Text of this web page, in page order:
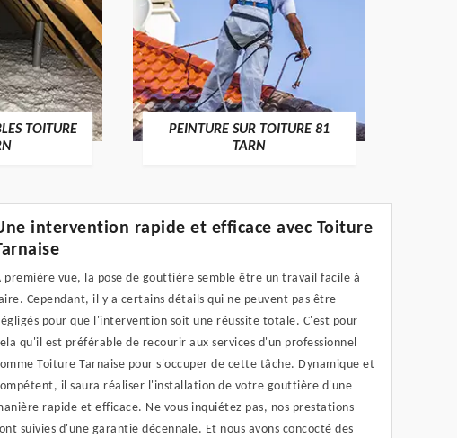
TOITURE
PEINTURE SUR TOITURE 81
TARN
intervention rapide et efficace avec Toiture
première vue, la pose de gouttière semble être un travail facile à
Cependant, il y a certains détails qui ne peuvent pas être
pour que l'intervention soit une réussite totale. C'est pour
qu'il est préférable de recourir aux services d'un professionnel
Toiture Tarnaise pour s'occuper de cette tâche. Dynamique et
il saura réaliser l'installation de votre gouttière d'une
rapide et efficace. Ne vous inquiétez pas, nos prestations
suivies d'une garantie décennale. Et nous avons concocté des